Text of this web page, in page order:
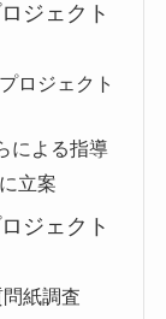
ジェクト
ロジェクト
による指導
立案
ジェクト
紙調査